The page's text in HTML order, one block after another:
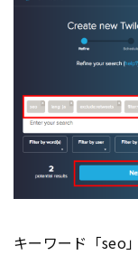
キーワード「seo